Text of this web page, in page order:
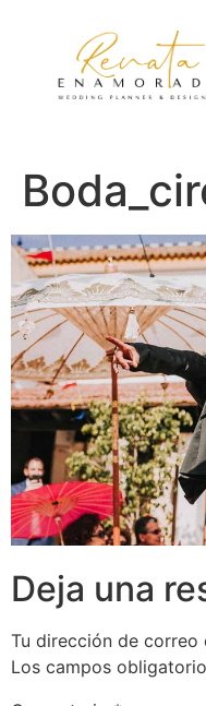
Deja una
Tu dirección de correo
Los campos